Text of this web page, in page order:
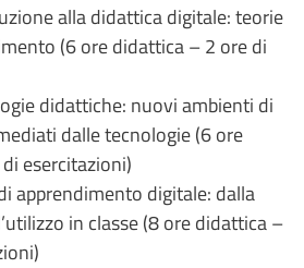
alla didattica digitale: teorie
(6 ore didattica – 2 ore di
didattiche: nuovi ambienti di
dalle tecnologie (6 ore
esercitazioni)
apprendimento digitale: dalla
in classe (8 ore didattica –